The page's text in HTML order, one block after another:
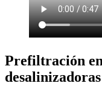
Prefiltración
desalinizadoras